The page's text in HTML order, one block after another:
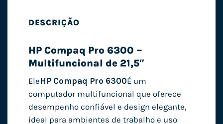
DESCRIÇÃO
HP Compaq Pro 6300 –
Multifuncional de 21,5″
Ele HP Compaq Pro 6300É um
computador multifuncional que oferece
desempenho confiável e design elegante,
ideal para ambientes de trabalho e uso